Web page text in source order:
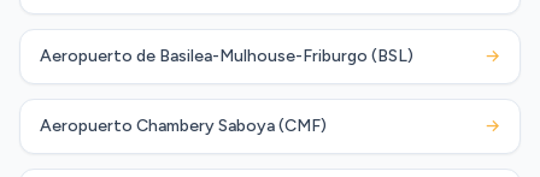
Aeropuerto de Basilea-Mulhouse-Friburgo (BSL) →
Aeropuerto Chambery Saboya (CMF) →